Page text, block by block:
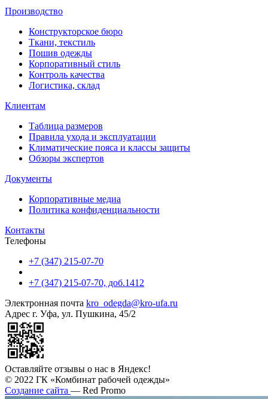
Производство
Конструкторское бюро
Ткани, текстиль
Пошив одежды
Корпоративный стиль
Контроль качества
Логистика, склад
Клиентам
Таблица размеров
Правила ухода и эксплуатации
Климатические пояса и классы защиты
Обзоры экспертов
Документы
Корпоративные медиа
Политика конфиденциальности
Контакты
Телефоны
+7 (347) 215-07-70
+7 (347) 215-07-70, доб.1412
Электронная почта kro_odegda@kro-ufa.ru
Адрес г. Уфа, ул. Пушкина, 45/2
Оставляйте отзывы о нас в Яндекс!
© 2022 ГК «Комбинат рабочей одежды»
Создание сайта — Red Promo